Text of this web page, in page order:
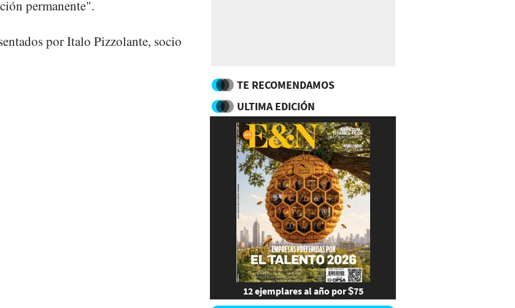
permanente".
por Italo Pizzolante, socio
TE RECOMENDAMOS
ULTIMA EDICIÓN
12 ejemplares al año por $75